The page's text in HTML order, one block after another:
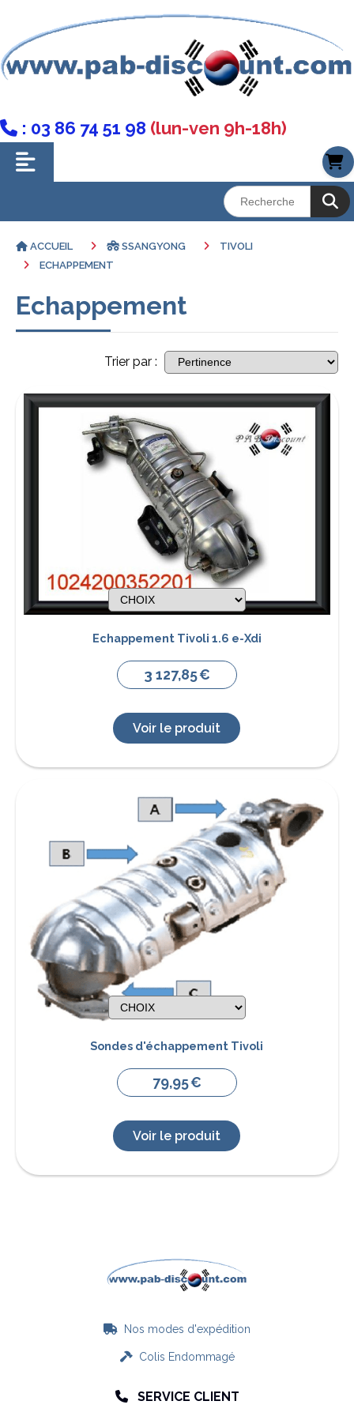
 : 03 86 74 51 98 (lun-ven 9h-18h)
ACCUEIL SSANGYONG
TIVOLI
ECHAPPEMENT
Echappement
Trier par :
Echappement Tivoli 1.6 e-Xdi
3 127,85€
Voir le produit
Sondes d'échappement Tivoli
79,95€
Voir le produit
 Nos modes d'expédition
Colis Endommagé
 SERVICE CLIENT